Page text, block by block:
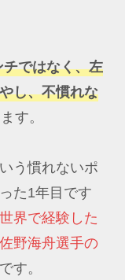
ではなく、左
し、不慣れな
す。
う慣れないポ
た1年目です
界で経験した
野海舟選手の
す。